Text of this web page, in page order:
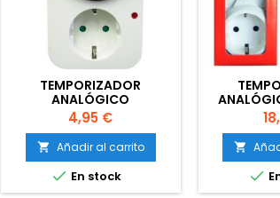
TEMPORIZADOR
ANALÓGICO
Precio
4,95 €
 Añadir al carrito
 En stock

